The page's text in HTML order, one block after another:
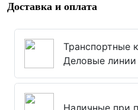
Доставка и оплата
Транспортные
Деловые линии
Наличные при